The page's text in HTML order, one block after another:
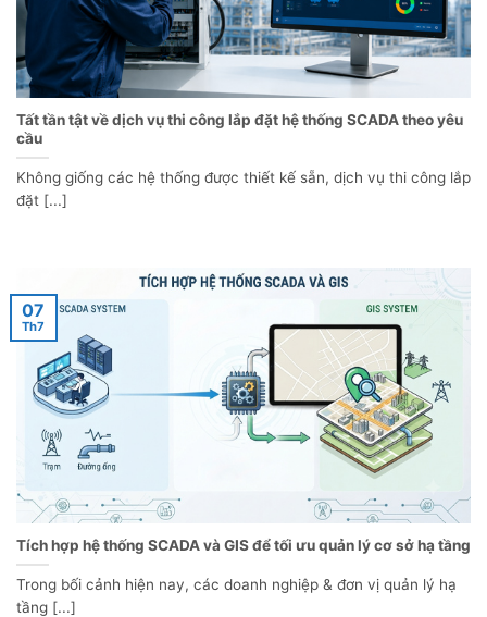
Tất tần tật về dịch vụ thi công lắp đặt hệ thống SCADA theo yêu
cầu
Không giống các hệ thống được thiết kế sẵn, dịch vụ thi công lắp
đặt [...]
Tích hợp hệ thống SCADA và GIS để tối ưu quản lý cơ sở hạ tầng
Trong bối cảnh hiện nay, các doanh nghiệp & đơn vị quản lý hạ
tầng [...]
07
Th7